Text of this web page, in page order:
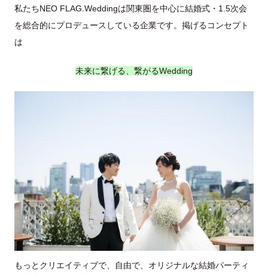
私たちNEO FLAG.Weddingは関東圏を中心に結婚式・1.5次会
を総合的にプロデュースしている企業です。掲げるコンセプト
は
未来に繋げる、繋がるWedding
もっとクリエイティブで、自由で、オリジナルな結婚パーティ